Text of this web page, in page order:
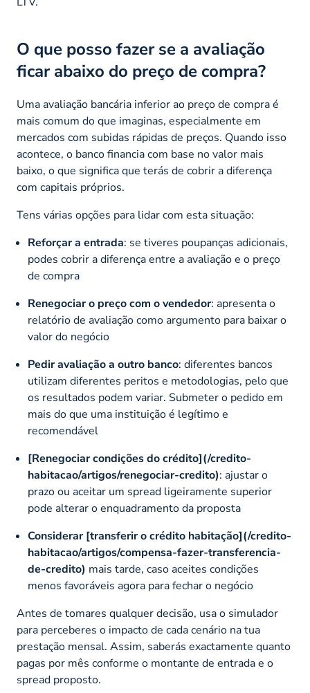
O que posso fazer se a avaliação
ficar abaixo do preço de compra?
Uma avaliação bancária inferior ao preço de compra é
mais comum do que imaginas, especialmente em
mercados com subidas rápidas de preços. Quando isso
acontece, o banco financia com base no valor mais
baixo, o que significa que terás de cobrir a diferença
com capitais próprios.
Tens várias opções para lidar com esta situação:
Reforçar a entrada: se tiveres poupanças adicionais,
podes cobrir a diferença entre a avaliação e o preço
de compra
Renegociar o preço com o vendedor: apresenta o
relatório de avaliação como argumento para baixar o
valor do negócio
Pedir avaliação a outro banco: diferentes bancos
utilizam diferentes peritos e metodologias, pelo que
os resultados podem variar. Submeter o pedido em
mais do que uma instituição é legítimo e
recomendável
[Renegociar condições do crédito](/credito-
habitacao/artigos/renegociar-credito): ajustar o
prazo ou aceitar um spread ligeiramente superior
pode alterar o enquadramento da proposta
Considerar [transferir o crédito habitação](/credito-
habitacao/artigos/compensa-fazer-transferencia-
de-credito) mais tarde, caso aceites condições
menos favoráveis agora para fechar o negócio
Antes de tomares qualquer decisão, usa o simulador
para perceberes o impacto de cada cenário na tua
prestação mensal. Assim, saberás exactamente quanto
pagas por mês conforme o montante de entrada e o
spread proposto.